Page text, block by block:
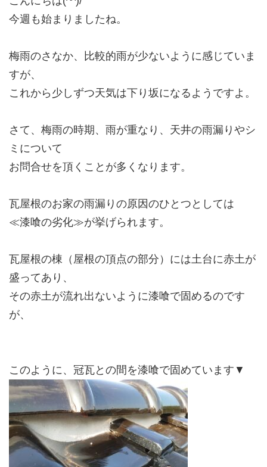
今週も始まりましたね。
梅雨のさなか、比較的雨が少ないように感じていま
すが、
これから少しずつ天気は下り坂になるようですよ。
さて、梅雨の時期、雨が重なり、天井の雨漏りやシ
ミについて
お問合せを頂くことが多くなります。
瓦屋根のお家の雨漏りの原因のひとつとしては
≪漆喰の劣化≫が挙げられます。
瓦屋根の棟（屋根の頂点の部分）には土台に赤土が
盛ってあり、
その赤土が流れ出ないように漆喰で固めるのです
が、
このように、冠瓦との間を漆喰で固めています▼